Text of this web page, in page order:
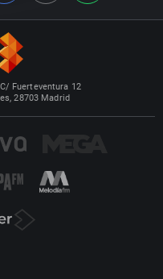
Fuerteventura 12
28703 Madrid